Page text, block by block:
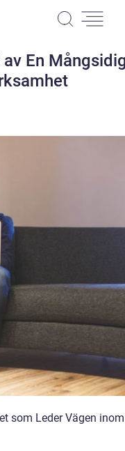
En
som Leder Vägen inom